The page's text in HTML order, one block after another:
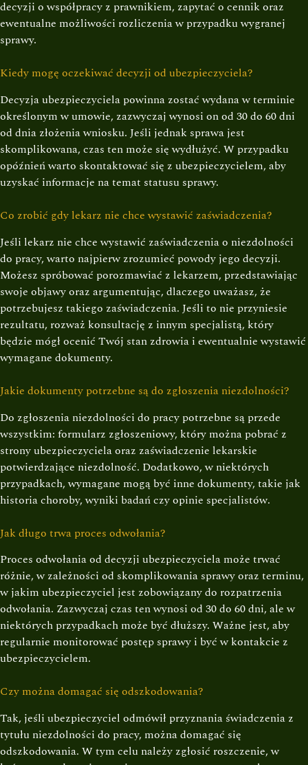
decyzji o współpracy z prawnikiem, zapytać o cennik oraz
ewentualne możliwości rozliczenia w przypadku wygranej
sprawy.
Kiedy mogę oczekiwać decyzji od ubezpieczyciela?
Decyzja ubezpieczyciela powinna zostać wydana w terminie
określonym w umowie, zazwyczaj wynosi on od 30 do 60 dni
od dnia złożenia wniosku. Jeśli jednak sprawa jest
skomplikowana, czas ten może się wydłużyć. W przypadku
opóźnień warto skontaktować się z ubezpieczycielem, aby
uzyskać informacje na temat statusu sprawy.
Co zrobić gdy lekarz nie chce wystawić zaświadczenia?
Jeśli lekarz nie chce wystawić zaświadczenia o niezdolności
do pracy, warto najpierw zrozumieć powody jego decyzji.
Możesz spróbować porozmawiać z lekarzem, przedstawiając
swoje objawy oraz argumentując, dlaczego uważasz, że
potrzebujesz takiego zaświadczenia. Jeśli to nie przyniesie
rezultatu, rozważ konsultację z innym specjalistą, który
będzie mógł ocenić Twój stan zdrowia i ewentualnie wystawić
wymagane dokumenty.
Jakie dokumenty potrzebne są do zgłoszenia niezdolności?
Do zgłoszenia niezdolności do pracy potrzebne są przede
wszystkim: formularz zgłoszeniowy, który można pobrać z
strony ubezpieczyciela oraz zaświadczenie lekarskie
potwierdzające niezdolność. Dodatkowo, w niektórych
przypadkach, wymagane mogą być inne dokumenty, takie jak
historia choroby, wyniki badań czy opinie specjalistów.
Jak długo trwa proces odwołania?
Proces odwołania od decyzji ubezpieczyciela może trwać
różnie, w zależności od skomplikowania sprawy oraz terminu,
w jakim ubezpieczyciel jest zobowiązany do rozpatrzenia
odwołania. Zazwyczaj czas ten wynosi od 30 do 60 dni, ale w
niektórych przypadkach może być dłuższy. Ważne jest, aby
regularnie monitorować postęp sprawy i być w kontakcie z
ubezpieczycielem.
Czy można domagać się odszkodowania?
Tak, jeśli ubezpieczyciel odmówił przyznania świadczenia z
tytułu niezdolności do pracy, można domagać się
odszkodowania. W tym celu należy zgłosić roszczenie, w